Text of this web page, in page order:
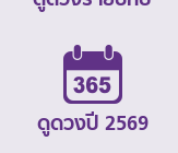
ดูดวงปี 2569